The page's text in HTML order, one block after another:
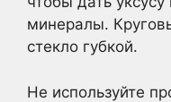
минералы.
стекло губкой.
Не используйте